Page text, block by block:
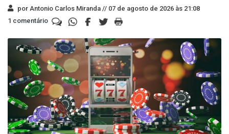
por Antonio Carlos Miranda // 07 de agosto de 2026 às 21:08
1 comentário